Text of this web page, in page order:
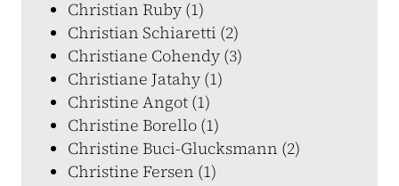
Christian Ruby (1)
Christian Schiaretti (2)
Christiane Cohendy (3)
Christiane Jatahy (1)
Christine Angot (1)
Christine Borello (1)
Christine Buci-Glucksmann (2)
Christine Fersen (1)